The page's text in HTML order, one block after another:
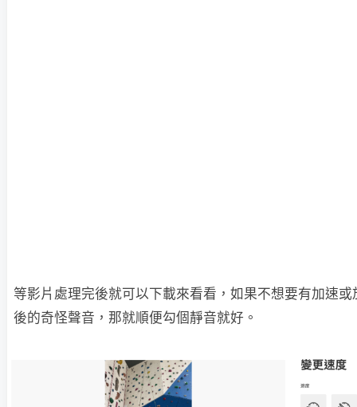
等影片處理完後就可以下載來看看，如果不想要有加速或
後的奇怪聲音，那就順便勾個靜音就好。